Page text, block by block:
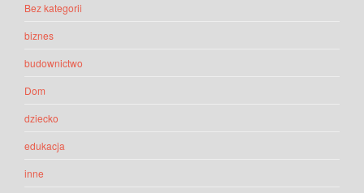
Bez kategorii
biznes
budownictwo
Dom
dziecko
edukacja
inne